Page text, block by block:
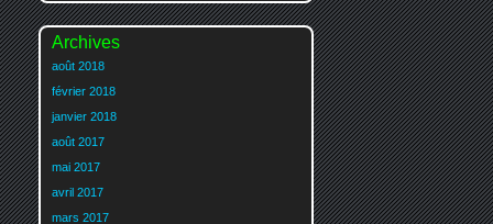
Archives
août 2018
février 2018
janvier 2018
août 2017
mai 2017
avril 2017
mars 2017